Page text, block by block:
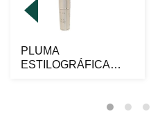
PLUMA
ESTILOGRÁFICA